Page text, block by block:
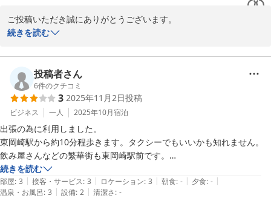
ご投稿いただき誠にありがとうございます。
気に入っていただいたようで安堵し、そして感謝の気持ちでいっぱ
こちらの内容から、ご自身のリズムにあった過ごし方が出来たのだ
と感じられ、私達も嬉しく思います。
是非また近くにお越しの際は、当ホテルをご利用くださいませ。ス
タッフ一同お待ちしております。
こちらこそ、どうぞよろしくお願い致します。
岡崎シングルホテル
2026-01-27
続きを読む
投稿者さん
6件のクチコミ
3 2025年11月2日投稿
ビジネス 一人 2025年10月宿泊
出張の為に利用しました。
東岡崎駅から約10分程歩きます。タクシーでもいいかも知れません。
飲み屋さんなどの繁華街も東岡崎駅前です。
岡崎城公園や乙川の河川敷も近いので朝の散歩などとても気持ちよかっ
たです。
続きを読む
部屋: 3 | 接客・サービス: 3 | ロケーション: 3 | 朝食: - | 夕食: - |
温泉・お風呂: 3 | 設備: 2 | 清潔さ: -